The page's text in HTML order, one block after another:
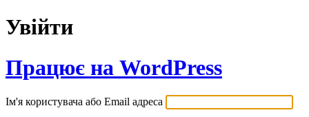
Увійти
Працює на WordPress
Ім'я користувача або Email адреса